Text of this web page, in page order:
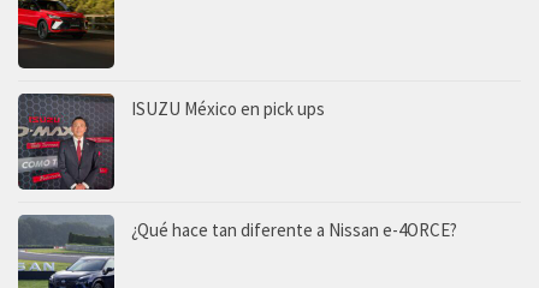
ISUZU México en pick ups
¿Qué hace tan diferente a Nissan e-4ORCE?